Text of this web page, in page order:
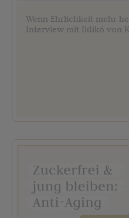
Wenn Ehrlichkeit mehr
Interview mit Ildikó von